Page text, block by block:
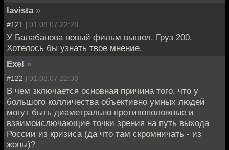
lavista »
#121 | 01.08.07 22:28
У Балабанова новый фильм вышел, Груз 200.
Хотелось бы узнать твое мнение.
Exel »
#122 | 01.08.07 22:30
В чем зключается основная причина того, что у
большого колличества объективно умных людей
могут быть диаметрально противоположные и
взаимоислючающие точки зрения на путь выхода
России из кризиса (да что там скромничать - из
жопы)?